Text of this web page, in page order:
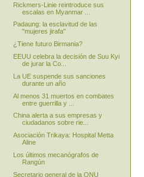
Rickmers-Linie reintroduce sus
escalas en Myanmar ...
Padaung: la esclavitud de las
"mujeres jirafa"
¿Tiene futuro Birmania?
EEUU celebra la decisión de Suu Kyi
de jurar la Co...
La UE suspende sus sanciones
durante un año
Al menos 31 muertos en combates
entre guerrilla y ...
China alerta a sus empresas y
ciudadanos sobre rie...
Asociación Trikaya: Hospital Metta
Aline
Los últimos mecanógrafos de
Rangún
Secretario general de la ONU